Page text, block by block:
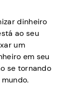
dinheiro
ao seu
um
em seu
se tornando